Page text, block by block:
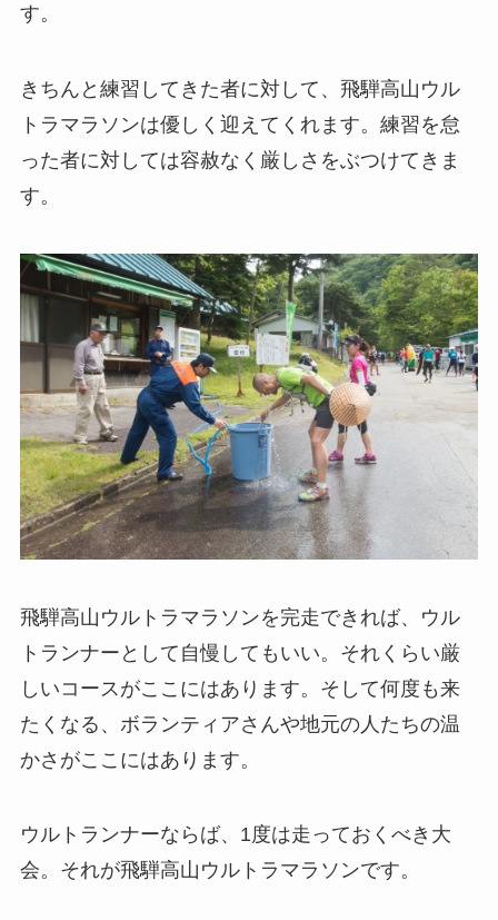
す。
きちんと練習してきた者に対して、飛騨高山ウル
トラマラソンは優しく迎えてくれます。練習を怠
った者に対しては容赦なく厳しさをぶつけてきま
す。
飛騨高山ウルトラマラソンを完走できれば、ウル
トランナーとして自慢してもいい。それくらい厳
しいコースがここにはあります。そして何度も来
たくなる、ボランティアさんや地元の人たちの温
かさがここにはあります。
ウルトランナーならば、1度は走っておくべき大
会。それが飛騨高山ウルトラマラソンです。